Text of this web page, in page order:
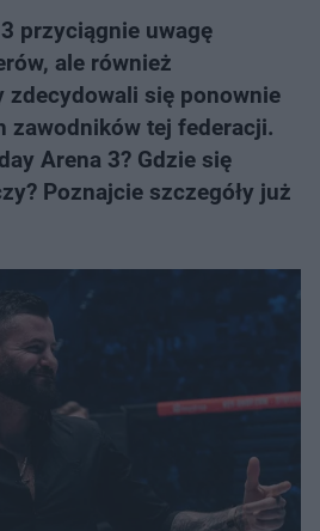
przyciągnie uwagę
ale również
zdecydowali się ponownie
zawodników tej federacji.
Arena 3? Gdzie się
Poznajcie szczegóły już